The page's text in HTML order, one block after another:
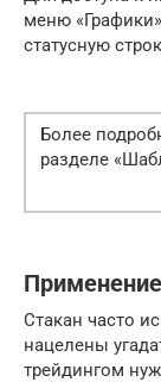
меню
статусную
Более
разделе
Стакан часто
нацелены
трейдингом